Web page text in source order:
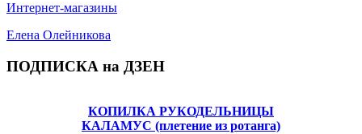
Интернет-магазины
Елена Олейникова
ПОДПИСКА на ДЗЕН
КОПИЛКА РУКОДЕЛЬНИЦЫ
КАЛАМУС (плетение из ротанга)